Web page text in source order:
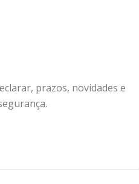
prazos, novidades e